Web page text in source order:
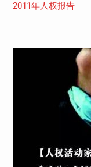
2011年人权报告